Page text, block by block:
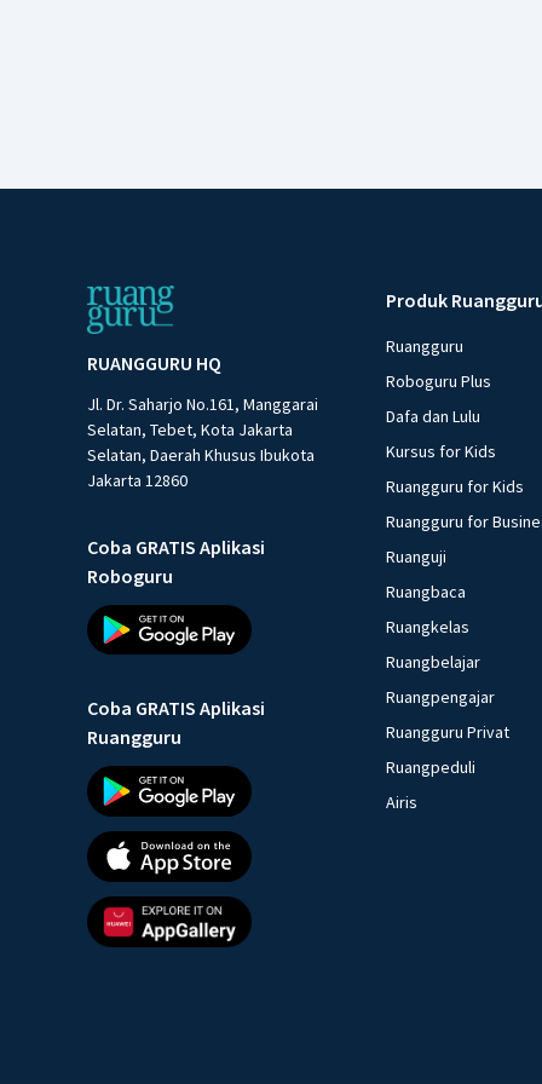
RUANGGURU HQ
Jl. Dr. Saharjo No.161, Manggarai
Selatan, Tebet, Kota Jakarta
Selatan, Daerah Khusus Ibukota
Jakarta 12860
Coba GRATIS Aplikasi
Roboguru
Coba GRATIS Aplikasi
Ruangguru
Produk
Ruangguru
Roboguru Plus
Dafa dan Lulu
Kursus for Kids
Ruangguru for Kids
Ruangguru for
Ruanguji
Ruangbaca
Ruangkelas
Ruangbelajar
Ruangpengajar
Ruangguru Privat
Ruangpeduli
Airis